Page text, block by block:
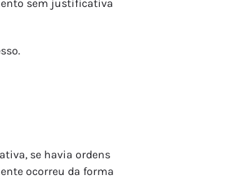
sem justificativa
se havia ordens
ocorreu da forma